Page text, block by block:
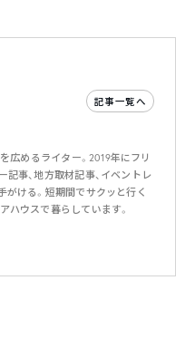
記事一覧へ
広めるライター。2019年にフリ
事、地方取材記事、イベントレ
がける。短期間でサクッと行く
ハウスで暮らしています。